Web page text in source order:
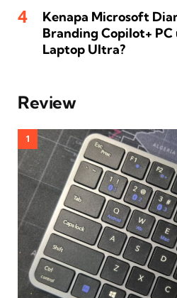
Kenapa Microsoft
Branding Copilot+
Laptop Ultra?
Review